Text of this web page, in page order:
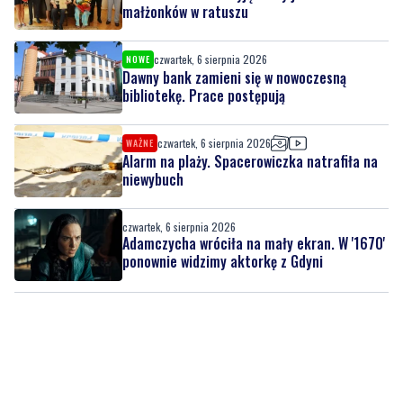
małżonków w ratuszu
NOWE czwartek, 6 sierpnia 2026
Dawny bank zamieni się w nowoczesną
bibliotekę. Prace postępują
WAŻNE czwartek, 6 sierpnia 2026
Alarm na plaży. Spacerowiczka natrafiła na
niewybuch
czwartek, 6 sierpnia 2026
Adamczycha wróciła na mały ekran. W '1670'
ponownie widzimy aktorkę z Gdyni